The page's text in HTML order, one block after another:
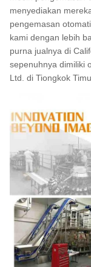
menyediakan
pengemasan
kami dengan lebih
purna jualnya di
sepenuhnya dimiliki
Ltd. di Tiongkok